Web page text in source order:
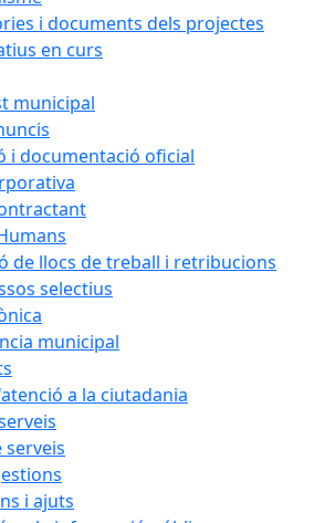
i documents dels projectes
en curs
municipal
i documentació oficial
de llocs de treball i retribucions
selectius
municipal
a la ciutadania
serveis
i ajuts